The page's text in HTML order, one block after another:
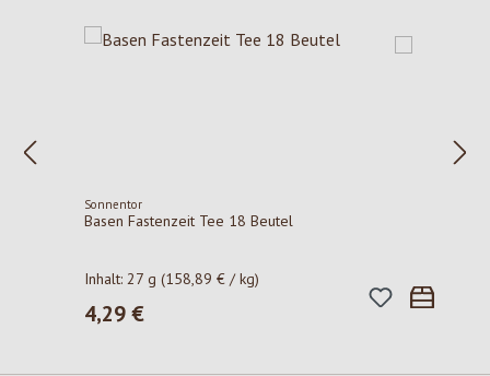
Sonnentor
Basen Fastenzeit Tee 18 Beutel
Inhalt:27 g(158,89 € / kg)
Regulärer Preis:
4,29 €